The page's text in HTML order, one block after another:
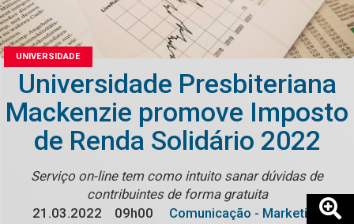
UNIVERSIDADE
Universidade Presbiteriana
Mackenzie promove Imposto
de Renda Solidário 2022
Serviço on-line tem como intuito sanar dúvidas de
contribuintes de forma gratuita
21.03.2022
09h00
Comunicação - Marketing